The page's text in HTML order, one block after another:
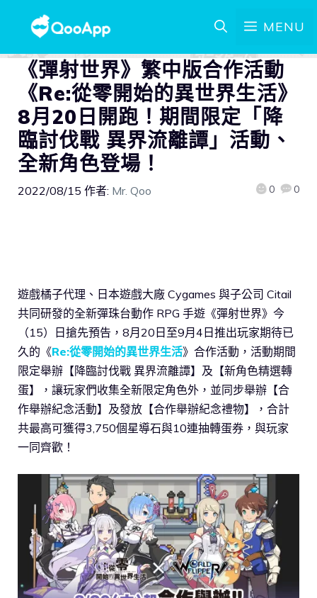
MENU
《彈射世界》繁中版合作活動
《Re:從零開始的異世界生活》
8月20日開跑！期間限定「降
臨討伐戰 異界流離譚」活動、
全新角色登場！
2022/08/15 作者: Mr. Qoo 0 0
遊戲橘子代理、日本遊戲大廠 Cygames 與子公司 ‎Citail
共同研發的全新彈珠台動作 RPG 手遊《彈射世界》今
（15）日搶先預告，8月20日至9月4日推出玩家期待已
久的《Re:從零開始的異世界生活》合作活動，活動期間
限定舉辦【降臨討伐戰 異界流離譚】及【新角色精選轉
蛋】，讓玩家們收集全新限定角色外，並同步舉辦【合
作舉辦紀念活動】及發放【合作舉辦紀念禮物】，合計
共最高可獲得3,750個星導石與10連抽轉蛋券，與玩家
一同齊歡！